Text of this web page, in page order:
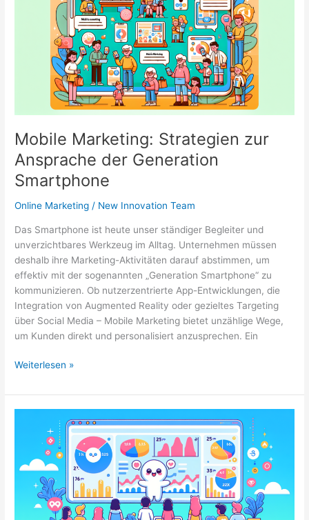
Mobile Marketing: Strategien zur
Ansprache der Generation
Smartphone
Online Marketing / New Innovation Team
Das Smartphone ist heute unser ständiger Begleiter und
unverzichtbares Werkzeug im Alltag. Unternehmen müssen
deshalb ihre Marketing-Aktivitäten darauf abstimmen, um
effektiv mit der sogenannten „Generation Smartphone“ zu
kommunizieren. Ob nutzerzentrierte App-Entwicklungen, die
Integration von Augmented Reality oder gezieltes Targeting
über Social Media – Mobile Marketing bietet unzählige Wege,
um Kunden direkt und personalisiert anzusprechen. Ein
Mobile
Strategien
zur
Ansprache
Generation
Smartphone
Weiterlesen »